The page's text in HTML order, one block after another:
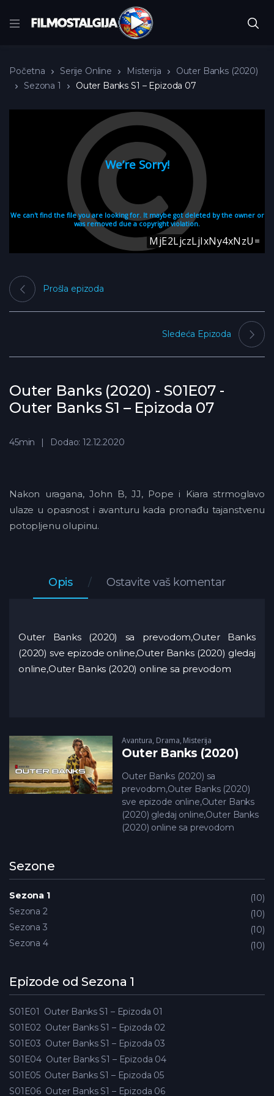
Početna Serije Online Misterija
Outer Banks (2020)
Sezona 1
Outer Banks S1 – Epizoda 07
Outer Banks (2020) - S01E07 -
Outer Banks S1 – Epizoda 07
Prošla epizoda
Sledeća Epizoda
45min Dodao: 12.12.2020
Nakon uragana, John B, JJ, Pope i Kiara strmoglavo
ulaze u opasnost i avanturu kada pronađu tajanstvenu
potopljenu olupinu.
Opis Ostavite vaš komentar
Outer Banks (2020) sa prevodom,Outer Banks
(2020) sve epizode online,Outer Banks (2020) gledaj
online,Outer Banks (2020) online sa prevodom
Avantura, Drama, Misterija
Outer Banks (2020)
Outer Banks (2020) sa
prevodom,Outer Banks (2020)
sve epizode online,Outer Banks
(2020) gledaj online,Outer Banks
(2020) online sa prevodom
Sezone
Sezona 1
10
Sezona 2
10
Sezona 3
10
Sezona 4
10
Epizode od Sezona 1
S01E01 Outer Banks S1 – Epizoda 01
S01E02 Outer Banks S1 – Epizoda 02
S01E03 Outer Banks S1 – Epizoda 03
S01E04 Outer Banks S1 – Epizoda 04
S01E05 Outer Banks S1 – Epizoda 05
S01E06 Outer Banks S1 – Epizoda 06